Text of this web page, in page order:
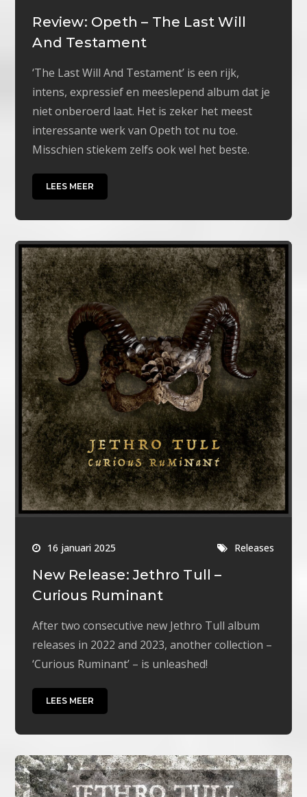
Review: Opeth – The Last Will
And Testament
‘The Last Will And Testament’ is een rijk,
intens, expressief en meeslepend album dat je
niet onberoerd laat. Het is zeker het meest
interessante werk van Opeth tot nu toe.
Misschien stiekem zelfs ook wel het beste.
LEES MEER
16 januari 2025 Releases
New Release: Jethro Tull –
Curious Ruminant
After two consecutive new Jethro Tull album
releases in 2022 and 2023, another collection –
‘Curious Ruminant’ – is unleashed!
LEES MEER